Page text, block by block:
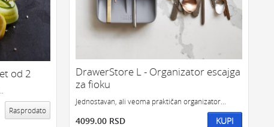
od 2
Rasprodato
DrawerStore L - Organizator escajga
za fioku
Jednostavan, ali veoma praktičan organizator...
4099.00 RSD KUPI